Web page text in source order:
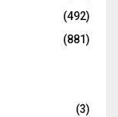
(492)
(881)
(3)